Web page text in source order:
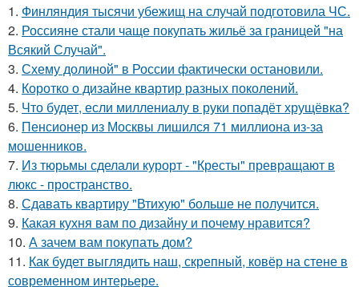
1. Финляндия тысячи убежищ на случай подготовила ЧС.
2. Россияне стали чаще покупать жильё за границей "на
Всякий Случай".
3. Схему долиной" в России фактически остановили.
4. Коротко о дизайне квартир разных поколений.
5. Что будет, если миллениалу в руки попадёт хрущёвка?
6. Пенсионер из Москвы лишился 71 миллиона из-за
мошенников.
7. Из тюрьмы сделали курорт - "Кресты" превращают в
люкс - пространство.
8. Сдавать квартиру "Втихую" больше не получится.
9. Какая кухня вам по дизайну и почему нравится?
10. А зачем вам покупать дом?
11. Как будет выглядить наш, скрепный, ковёр на стене в
современном интерьере.